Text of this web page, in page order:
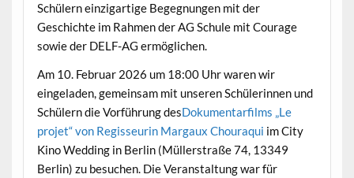
Schülern einzigartige Begegnungen mit der
Geschichte im Rahmen der AG Schule mit Courage
sowie der DELF-AG ermöglichen.
Am 10. Februar 2026 um 18:00 Uhr waren wir
eingeladen, gemeinsam mit unseren Schülerinnen und
Schülern die Vorführung desDokumentarfilms „Le
projet“ von Regisseurin Margaux Chouraqui im City
Kino Wedding in Berlin (Müllerstraße 74, 13349
Berlin) zu besuchen. Die Veranstaltung war für